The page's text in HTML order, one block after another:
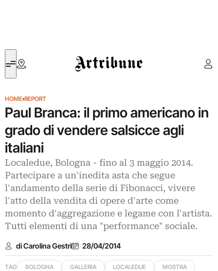
Artribune
HOME›REPORT
Paul Branca: il primo americano in
grado di vendere salsicce agli
italiani
Localedue, Bologna - fino al 3 maggio 2014.
Partecipare a un'inedita asta che segue
l'andamento della serie di Fibonacci, vivere
l'atto della vendita di opere d'arte come
momento d'aggregazione e legame con l'artista.
Tutti elementi di una "performance" sociale.
di Carolina Gestri 28/04/2014
TAG BOLOGNA GALLERIA LOCALEDUE MOSTRA